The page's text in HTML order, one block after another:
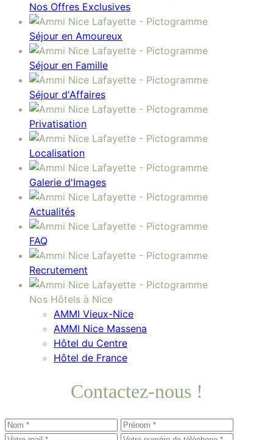
Nos Offres Exclusives
Séjour en Amoureux
Séjour en Famille
Séjour d'Affaires
Privatisation
Localisation
Galerie d'Images
Actualités
FAQ
Recrutement
Nos Hôtels à Nice
AMMI Vieux-Nice
AMMI Nice Massena
Hôtel du Centre
Hôtel de France
Contactez-nous !